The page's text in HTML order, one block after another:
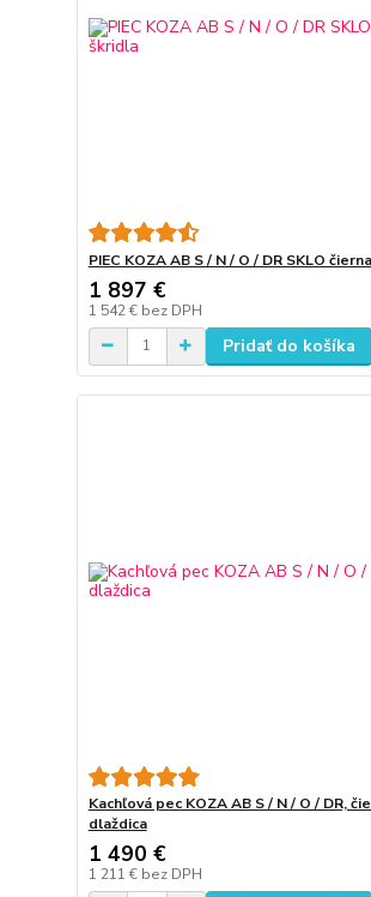
PIEC KOZA AB S / N / O / DR SKLO
1 897 €
1 542 € bez DPH
Pridať do košíka
Kachľová pec KOZA AB S / N / O / DR,
dlaždica
1 490 €
1 211 € bez DPH